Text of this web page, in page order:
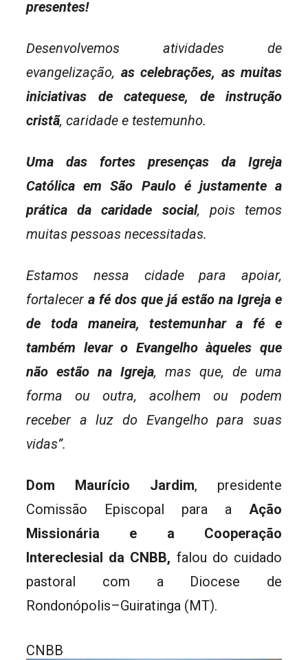
presentes!
Desenvolvemos atividades de
evangelização, as celebrações, as muitas
iniciativas de catequese, de instrução
cristã, caridade e testemunho.
Uma das fortes presenças da Igreja
Católica em São Paulo é justamente a
prática da caridade social, pois temos
muitas pessoas necessitadas.
Estamos nessa cidade para apoiar,
fortalecer a fé dos que já estão na Igreja e
de toda maneira, testemunhar a fé e
também levar o Evangelho àqueles que
não estão na Igreja, mas que, de uma
forma ou outra, acolhem ou podem
receber a luz do Evangelho para suas
vidas”.
Dom Maurício Jardim, presidente
Comissão Episcopal para a Ação
Missionária e a Cooperação
Intereclesial da CNBB, falou do cuidado
pastoral com a Diocese de
Rondonópolis–Guiratinga (MT).
CNBB